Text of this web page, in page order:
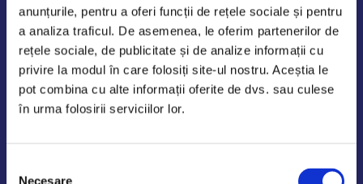
anunțurile, pentru a oferi funcții de rețele sociale și pentru
a analiza traficul. De asemenea, le oferim partenerilor de
rețele sociale, de publicitate și de analize informații cu
privire la modul în care folosiți site-ul nostru. Aceștia le
pot combina cu alte informații oferite de dvs. sau culese
în urma folosirii serviciilor lor.
Necesare
Program de lucru
Luni - Vineri: 09:00-18:00
Sambata - Duminica: 10:00-14:00